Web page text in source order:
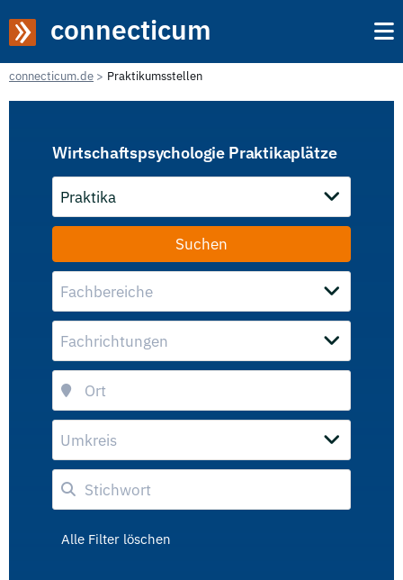
connecticum
connecticum.de Praktikumsstellen
Wirtschaftspsychologie Praktikaplätze
Praktika
Fachbereiche
Fachrichtungen
Umkreis
Alle Filter löschen